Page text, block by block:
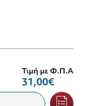
Τιμή με Φ.Π.Α
31,00€